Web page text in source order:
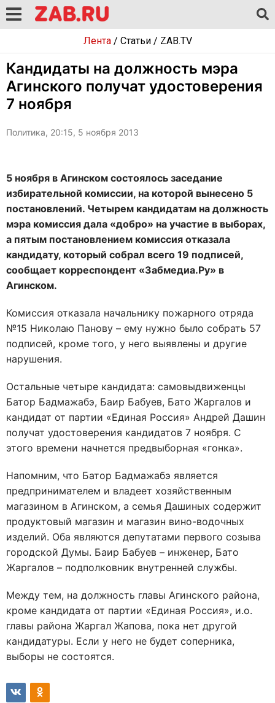
Лента/ Статьи/ ZAB.TV
Кандидаты на должность мэра
Агинского получат удостоверения
7 ноября
Политика, 20:15, 5 ноября 2013
5 ноября в Агинском состоялось заседание
избирательной комиссии, на которой вынесено 5
постановлений. Четырем кандидатам на должность
мэра комиссия дала «добро» на участие в выборах,
а пятым постановлением комиссия отказала
кандидату, который собрал всего 19 подписей,
сообщает корреспондент «Забмедиа.Ру» в
Агинском.
Комиссия отказала начальнику пожарного отряда
№15 Николаю Панову – ему нужно было собрать 57
подписей, кроме того, у него выявлены и другие
нарушения.
Остальные четыре кандидата: самовыдвиженцы
Батор Бадмажабэ, Баир Бабуев, Бато Жаргалов и
кандидат от партии «Единая Россия» Андрей Дашин
получат удостоверения кандидатов 7 ноября. С
этого времени начнется предвыборная «гонка».
Напомним, что Батор Бадмажабэ является
предпринимателем и владеет хозяйственным
магазином в Агинском, а семья Дашиных содержит
продуктовый магазин и магазин вино-водочных
изделий. Оба являются депутатами первого созыва
городской Думы. Баир Бабуев – инженер, Бато
Жаргалов – подполковник внутренней службы.
Между тем, на должность главы Агинского района,
кроме кандидата от партии «Единая Россия», и.о.
главы района Жаргал Жапова, пока нет другой
кандидатуры. Если у него не будет соперника,
выборы не состоятся.